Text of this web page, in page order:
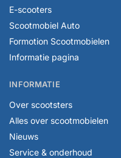
E-scooters
Scootmobiel Auto
Formotion Scootmobielen
Informatie pagina
INFORMATIE
Over scootsters
Alles over scootmobielen
Nieuws
Service & onderhoud